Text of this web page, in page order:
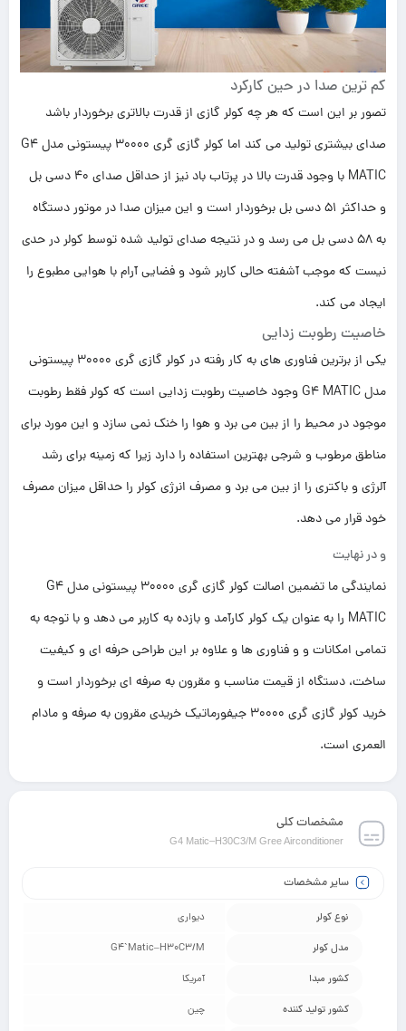
کم ترین صدا در حین کارکرد
تصور بر این است که هر چه کولر گازی از قدرت بالاتری برخوردار باشد
صدای بیشتری تولید می کند اما کولر گازی گری 30000 پیستونی مدل G4
MATIC با وجود قدرت بالا در پرتاب باد نیز از حداقل صدای 40 دسی بل
و حداکثر 51 دسی بل برخوردار است و این میزان صدا در موتور دستگاه
به 58 دسی بل می رسد و در نتیجه صدای تولید شده توسط کولر در حدی
نیست که موجب آشفته حالی کاربر شود و فضایی آرام با هوایی مطبوع را
ایجاد می کند.
خاصیت رطوبت زدایی
یکی از برترین فناوری های به کار رفته در کولر گازی گری 30000 پیستونی
مدل G4 MATIC وجود خاصیت رطوبت زدایی است که کولر فقط رطوبت
موجود در محیط را از بین می برد و هوا را خنک نمی سازد و این مورد برای
مناطق مرطوب و شرجی بهترین استفاده را دارد زیرا که زمینه برای رشد
آلرژی و باکتری را از بین می برد و مصرف انرژی کولر را حداقل میزان مصرف
خود قرار می دهد.
و در نهایت
نمایندگی ما تضمین اصالت کولر گازی گری 30000 پیستونی مدل G4
MATIC را به عنوان یک کولر کارآمد و بازده به کاربر می دهد و با توجه به
تمامی امکانات و و فناوری ها و علاوه بر این طراحی حرفه ای و کیفیت
ساخت، دستگاه از قیمت مناسب و مقرون به صرفه ای برخوردار است و
خرید کولر گازی گری 30000 جیفورماتیک خریدی مقرون به صرفه و مادام
العمری است.
مشخصات کلی
G4 Matic–H30C3/M Gree Airconditioner
سایر مشخصات
نوع کولر دیواری
مدل کولر G4`Matic–H30C3/M
کشور مبدا آمریکا
کشور تولید کننده چین